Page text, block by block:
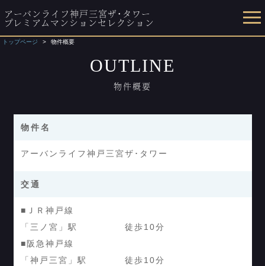
アーバンライフ神戸三宮ザ･タワー
プレミアムマンションセレクション
トップページ 物件概要
OUTLINE
物件概要
物件名
アーバンライフ神戸三宮ザ･タワー
交通
■ＪＲ神戸線
「三ノ宮」駅 徒歩10分
■阪急神戸線
「神戸三宮」駅 徒歩10分